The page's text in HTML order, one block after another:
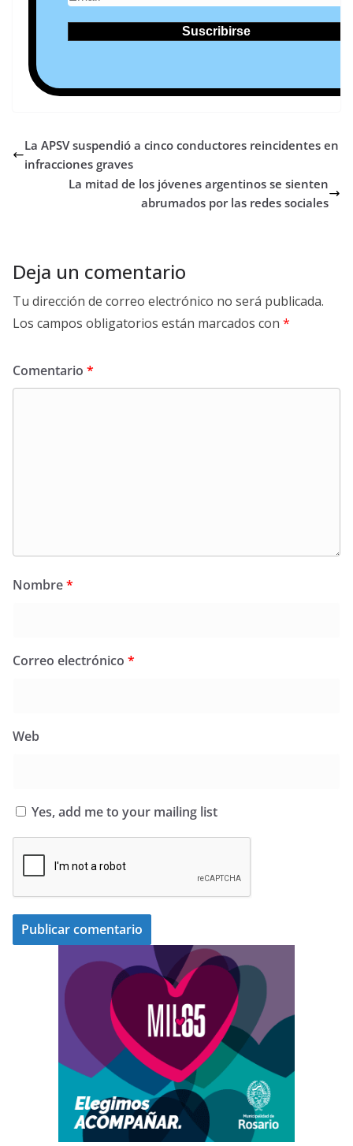
La APSV suspendió a cinco conductores reincidentes en
infracciones graves
La mitad de los jóvenes argentinos se sienten
abrumados por las redes sociales
Deja un comentario
Tu dirección de correo electrónico no será publicada.
Los campos obligatorios están marcados con *
Comentario *
Nombre*
Correo electrónico *
Web
Yes, add me to your mailing list